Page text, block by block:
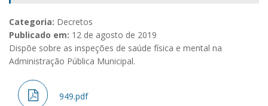
Categoria: Decretos
Publicado em: 12 de agosto de 2019
Dispõe sobre as inspeções de saúde física e mental na
Administração Pública Municipal.
949.pdf